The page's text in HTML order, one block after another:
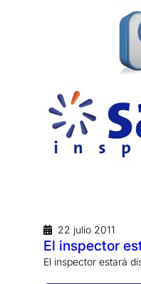
22 julio 2011
El inspector
El inspector estará